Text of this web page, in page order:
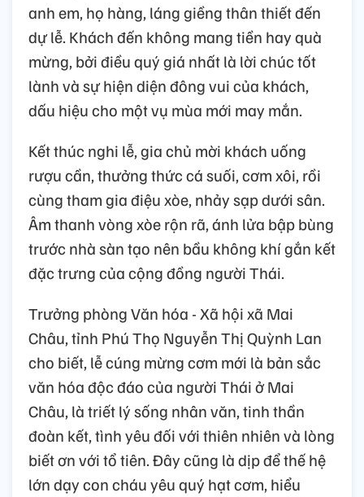
anh em, họ hàng, láng giềng thân thiết đến
dự lễ. Khách đến không mang tiền hay quà
mừng, bởi điều quý giá nhất là lời chúc tốt
lành và sự hiện diện đông vui của khách,
dấu hiệu cho một vụ mùa mới may mắn.
Kết thúc nghi lễ, gia chủ mời khách uống
rượu cần, thưởng thức cá suối, cơm xôi, rồi
cùng tham gia điệu xòe, nhảy sạp dưới sân.
Âm thanh vòng xòe rộn rã, ánh lửa bập bùng
trước nhà sàn tạo nên bầu không khí gắn kết
đặc trưng của cộng đồng người Thái.
Trưởng phòng Văn hóa - Xã hội xã Mai
Châu, tỉnh Phú Thọ Nguyễn Thị Quỳnh Lan
cho biết, lễ cúng mừng cơm mới là bản sắc
văn hóa độc đáo của người Thái ở Mai
Châu, là triết lý sống nhân văn, tinh thần
đoàn kết, tình yêu đối với thiên nhiên và lòng
biết ơn với tổ tiên. Đây cũng là dịp để thế hệ
lớn dạy con cháu yêu quý hạt cơm, hiểu